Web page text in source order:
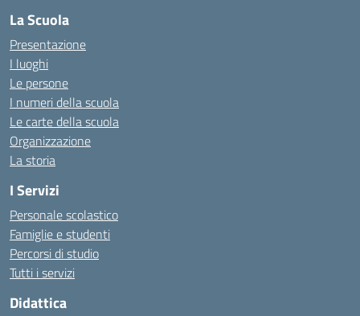
La Scuola
Presentazione
I luoghi
Le persone
I numeri della scuola
Le carte della scuola
Organizzazione
La storia
I Servizi
Personale scolastico
Famiglie e studenti
Percorsi di studio
Tutti i servizi
Didattica